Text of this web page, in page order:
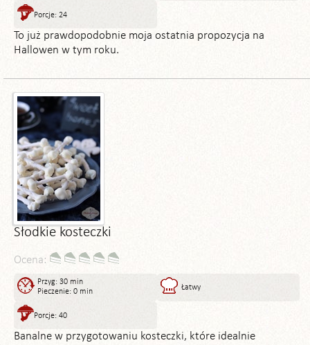
Porcje: 24
To już prawdopodobnie moja ostatnia propozycja na
Hallowen w tym roku.
Słodkie kosteczki
Ocena:
Przyg: 30 min
Pieczenie: 0 min
Łatwy
Porcje: 40
Banalne w przygotowaniu kosteczki, które idealnie